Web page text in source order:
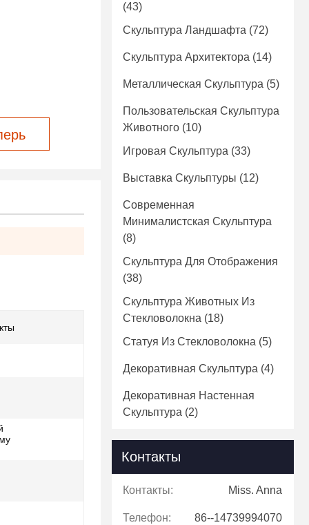
(43)
Скульптура Ландшафта (72)
Скульптура Архитектора (14)
Металлическая Скульптура (5)
Пользовательская Скульптура
Животного (10)
Игровая Скульптура (33)
Выставка Скульптуры (12)
Современная
Минималистская Скульптура
(8)
Скульптура Для Отображения
(38)
Скульптура Животных Из
Стекловолокна (18)
Статуя Из Стекловолокна (5)
Декоративная Скульптура (4)
Декоративная Настенная
Скульптура (2)
Контакты
Контакты: Miss. Anna
Телефон: 86--14739994070